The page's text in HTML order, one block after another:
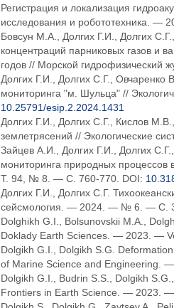
Регистрация и локализация
исследования и робототехника.
Бовсун М.А., Долгих Г.И., Долгих
концентраций парниковых газов
годов // Морской
Долгих Г.И., Долгих С.Г.,
мониторинга "м. Шульца" //
10.25791/esip.2.2024.1431
Долгих Г.И., Долгих С.Г., Кислов
землетрясений // Экологические
Зайцев А.И., Долгих Г.И., Долгих
мониторинга природных
Т. 94, № 8. — С. 760-770. DOI:
Долгих Г.И., Долгих С.Г.
сейсмология. — 2024. — № 6. — С.
Dolghikh G.I., Bolsunovskii M.A.,
Doklady Earth Sciences. — 2023. —
Dolgikh G.I., Dolgikh S.G.
of Marine Science and Engineering.
Dolgikh G.I., Budrin S.S., Dolgikh
Frontiers in Earth Science. — 2023.